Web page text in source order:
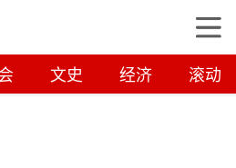
文史 经济 滚动